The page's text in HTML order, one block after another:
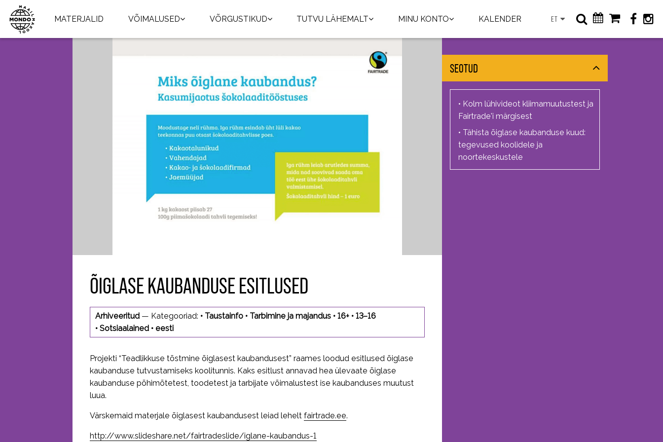
MATERJALID VÕIMALUSED VÕRGUSTIKUD TUTVU LÄHEMALT MINU KONTO KALENDER ET
ÕIGLASE KAUBANDUSE ESITLUSED
Arhiveeritud— Kategooriad: • Taustainfo • Tarbimine ja majandus • 16+ • 13–16
• Sotsiaalained • eesti
Projekti “Teadlikkuse tõstmine õiglasest kaubandusest” raames loodud esitlused õiglase
kaubanduse tutvustamiseks koolitunnis. Kaks esitlust annavad hea ülevaate õiglase
kaubanduse põhimõtetest, toodetest ja tarbijate võimalustest ise kaubanduses muutust
luua.
Värskemaid materjale õiglasest kaubandusest leiad lehelt fairtrade.ee.
http://www.slideshare.net/fairtradeslide/iglane-kaubandus-1
SEOTUD
• Kolm lühivideot kliimamuutustest ja
Fairtrade'i märgisest
• Tähista õiglase kaubanduse kuud:
tegevused koolidele ja
noortekeskustele